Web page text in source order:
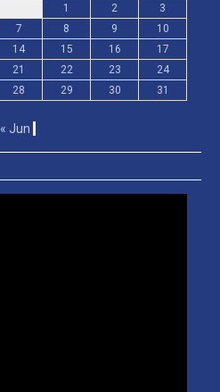
1
2
3
7 8 9
10
14 15 16
17
21 22 23
24
28 29 30 31
« Jun